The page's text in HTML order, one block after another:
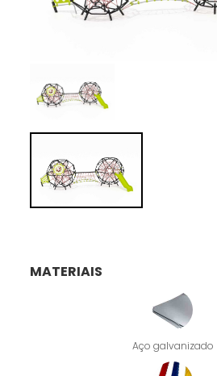
MATERIAIS
Aço galvanizado